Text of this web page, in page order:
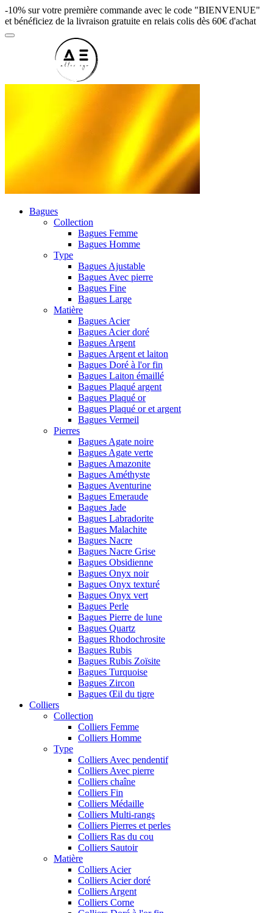
-10% sur votre première commande avec le code "BIENVENUE"
et bénéficiez de la livraison gratuite en relais colis dès 60€ d'achat
Bagues
Collection
Bagues Femme
Bagues Homme
Type
Bagues Ajustable
Bagues Avec pierre
Bagues Fine
Bagues Large
Matière
Bagues Acier
Bagues Acier doré
Bagues Argent
Bagues Argent et laiton
Bagues Doré à l'or fin
Bagues Laiton émaillé
Bagues Plaqué argent
Bagues Plaqué or
Bagues Plaqué or et argent
Bagues Vermeil
Pierres
Bagues Agate noire
Bagues Agate verte
Bagues Amazonite
Bagues Améthyste
Bagues Aventurine
Bagues Emeraude
Bagues Jade
Bagues Labradorite
Bagues Malachite
Bagues Nacre
Bagues Nacre Grise
Bagues Obsidienne
Bagues Onyx noir
Bagues Onyx texturé
Bagues Onyx vert
Bagues Perle
Bagues Pierre de lune
Bagues Quartz
Bagues Rhodochrosite
Bagues Rubis
Bagues Rubis Zoïsite
Bagues Turquoise
Bagues Zircon
Bagues Œil du tigre
Colliers
Collection
Colliers Femme
Colliers Homme
Type
Colliers Avec pendentif
Colliers Avec pierre
Colliers chaîne
Colliers Fin
Colliers Médaille
Colliers Multi-rangs
Colliers Pierres et perles
Colliers Ras du cou
Colliers Sautoir
Matière
Colliers Acier
Colliers Acier doré
Colliers Argent
Colliers Corne